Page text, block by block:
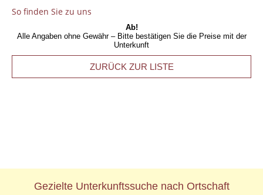
So finden Sie zu uns
Ab!
Alle Angaben ohne Gewähr – Bitte bestätigen Sie die Preise mit der
Unterkunft
ZURÜCK ZUR LISTE
Gezielte Unterkunftssuche nach Ortschaft